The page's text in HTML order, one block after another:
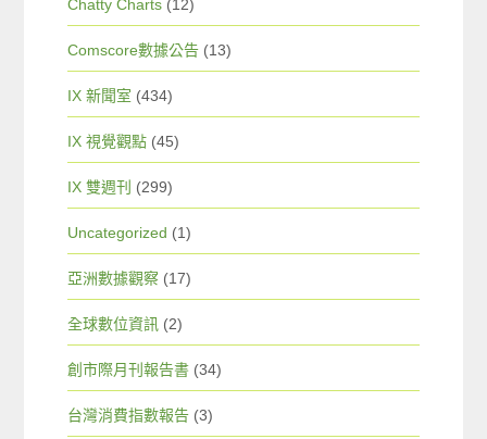
Chatty Charts (12)
Comscore數據公告 (13)
IX 新聞室 (434)
IX 視覺觀點 (45)
IX 雙週刊 (299)
Uncategorized (1)
亞洲數據觀察 (17)
全球數位資訊 (2)
創市際月刊報告書 (34)
台灣消費指數報告 (3)